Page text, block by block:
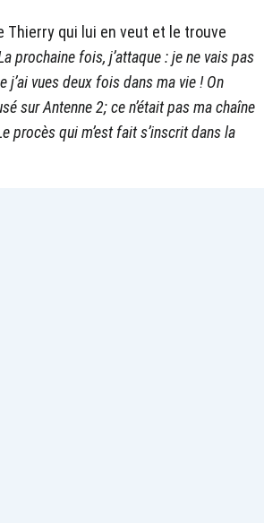
Thierry qui lui en veut et le trouve
prochaine fois, j’attaque : je ne vais pas
vues deux fois dans ma vie ! On
sur Antenne 2; ce n’était pas ma chaîne
procès qui m’est fait s’inscrit dans la